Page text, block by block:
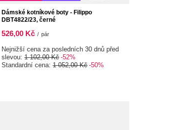
Dámské kotníkové boty - Filippo
DBT4822/23, černé
526,00 Kč / pár
Nejnižší cena za posledních 30 dnů před
slevou: 1 102,00 Kč -52%
Standardní cena: 1 052,00 Kč -50%